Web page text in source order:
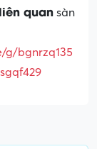
quan sàn
g/bgnrzq135